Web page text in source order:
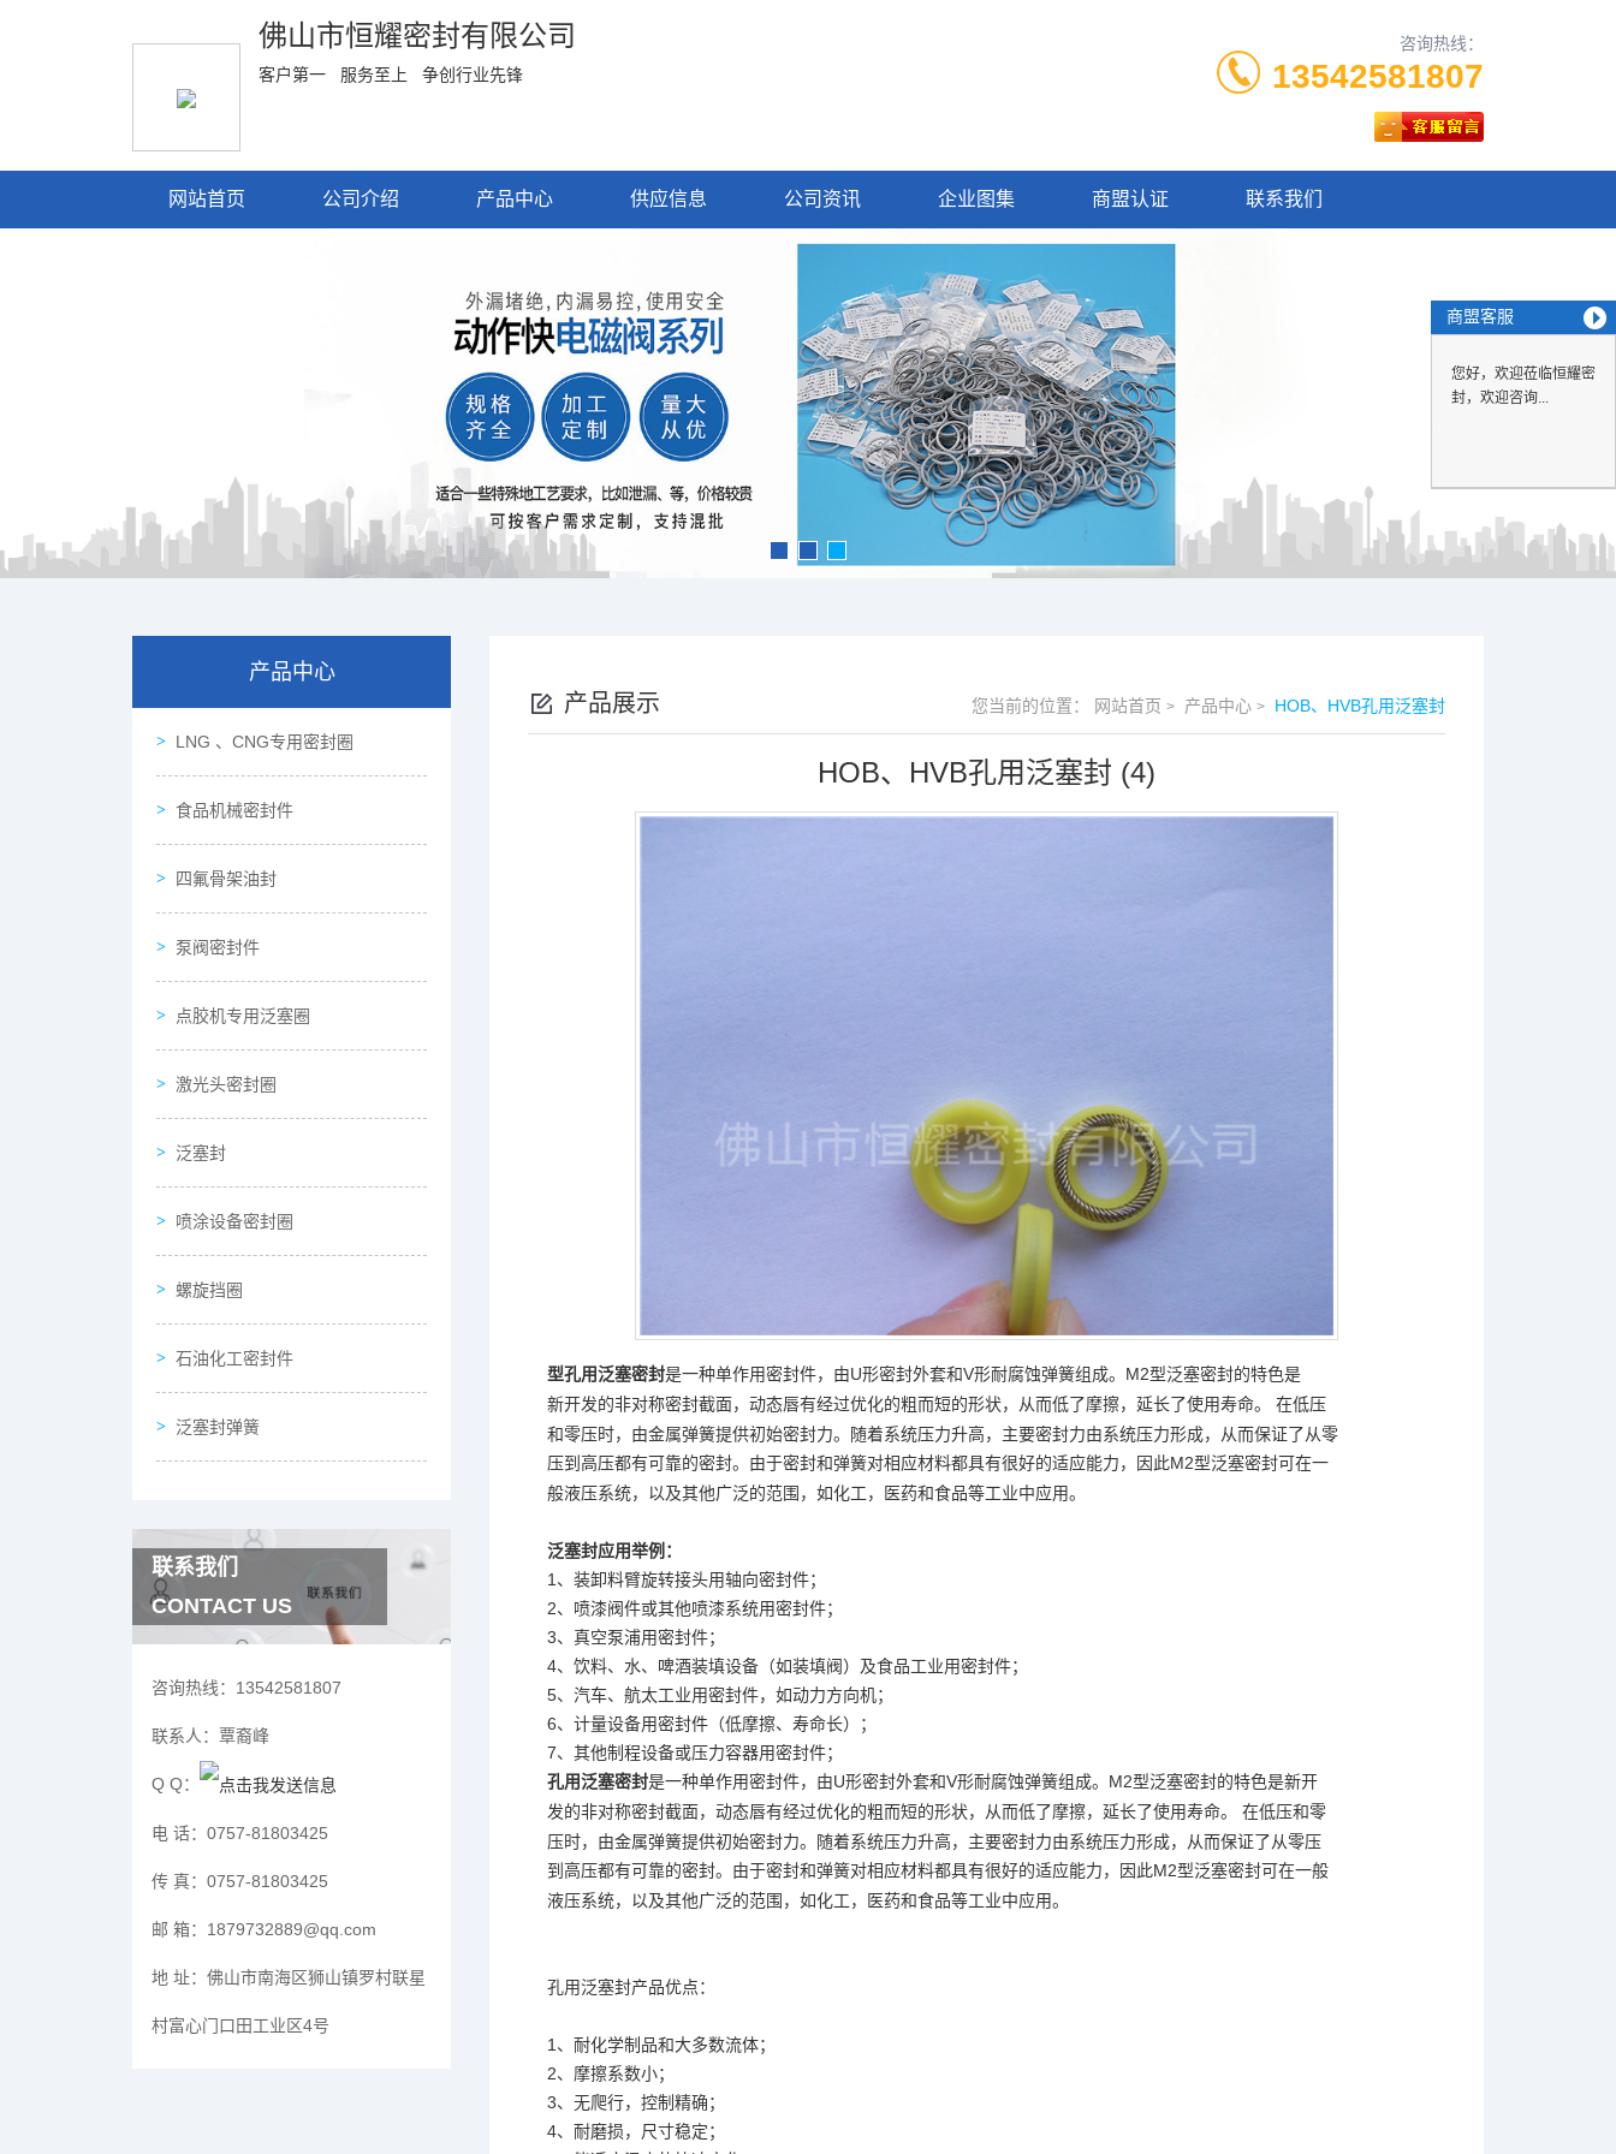
佛山市恒耀密封有限公司
客户第一 服务至上 争创行业先锋
咨询热线：
13542581807
网站首页 公司介绍 产品中心 供应信息 公司资讯 企业图集 商盟认证 联系我们
产品中心
LNG 、CNG专用密封圈
食品机械密封件
四氟骨架油封
泵阀密封件
点胶机专用泛塞圈
激光头密封圈
泛塞封
喷涂设备密封圈
螺旋挡圈
石油化工密封件
泛塞封弹簧
联系我们
CONTACT US
咨询热线： 13542581807
联系人： 覃裔峰
Q Q：
电 话： 0757-81803425
传 真： 0757-81803425
邮 箱： 1879732889@qq.com
地 址： 佛山市南海区狮山镇罗村联星
村富心门口田工业区4号
产品展示 您当前的位置： 网站首页 > 产品中心 > HOB、HVB孔用泛塞封
HOB、HVB孔用泛塞封 (4)
型孔用泛塞密封是一种单作用密封件，由U形密封外套和V形耐腐蚀弹簧组成。M2型泛塞密封的特色是
新开发的非对称密封截面，动态唇有经过优化的粗而短的形状，从而低了摩擦，延长了使用寿命。 在低压
和零压时，由金属弹簧提供初始密封力。随着系统压力升高，主要密封力由系统压力形成，从而保证了从零
压到高压都有可靠的密封。由于密封和弹簧对相应材料都具有很好的适应能力，因此M2型泛塞密封可在一
般液压系统，以及其他广泛的范围，如化工，医药和食品等工业中应用。
泛塞封应用举例：
1、装卸料臂旋转接头用轴向密封件；
2、喷漆阀件或其他喷漆系统用密封件；
3、真空泵浦用密封件；
4、饮料、水、啤酒装填设备（如装填阀）及食品工业用密封件；
5、汽车、航太工业用密封件，如动力方向机；
6、计量设备用密封件（低摩擦、寿命长）；
7、其他制程设备或压力容器用密封件；
孔用泛塞密封是一种单作用密封件，由U形密封外套和V形耐腐蚀弹簧组成。M2型泛塞密封的特色是新开
发的非对称密封截面，动态唇有经过优化的粗而短的形状，从而低了摩擦，延长了使用寿命。 在低压和零
压时，由金属弹簧提供初始密封力。随着系统压力升高，主要密封力由系统压力形成，从而保证了从零压
到高压都有可靠的密封。由于密封和弹簧对相应材料都具有很好的适应能力，因此M2型泛塞密封可在一般
液压系统，以及其他广泛的范围，如化工，医药和食品等工业中应用。
孔用泛塞封产品优点：
1、耐化学制品和大多数流体；
2、摩擦系数小；
3、无爬行，控制精确；
4、耐磨损，尺寸稳定；
商盟客服
您好，欢迎莅临恒耀密
封，欢迎咨询...